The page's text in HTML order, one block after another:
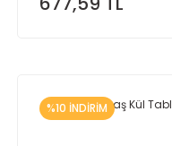
%10 İNDİRİM